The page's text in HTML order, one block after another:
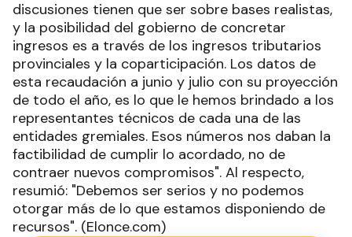
discusiones tienen que ser sobre bases realistas,
y la posibilidad del gobierno de concretar
ingresos es a través de los ingresos tributarios
provinciales y la coparticipación. Los datos de
esta recaudación a junio y julio con su proyección
de todo el año, es lo que le hemos brindado a los
representantes técnicos de cada una de las
entidades gremiales. Esos números nos daban la
factibilidad de cumplir lo acordado, no de
contraer nuevos compromisos". Al respecto,
resumió: "Debemos ser serios y no podemos
otorgar más de lo que estamos disponiendo de
recursos". (Elonce.com)